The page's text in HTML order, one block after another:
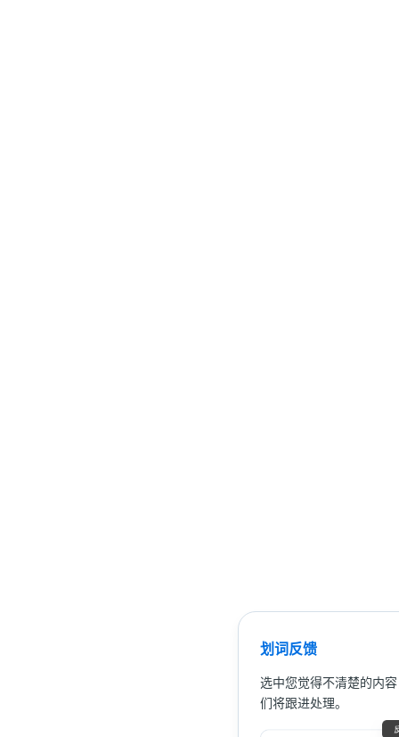
划词反馈
选中您觉得不清楚的内
们将跟进处理。